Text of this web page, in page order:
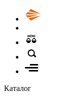
Каталог